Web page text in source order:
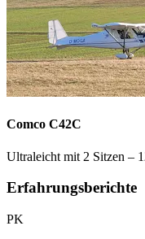
Comco C42C
Ultraleicht mit 2 Sitzen –
Erfahrungsberichte
PK